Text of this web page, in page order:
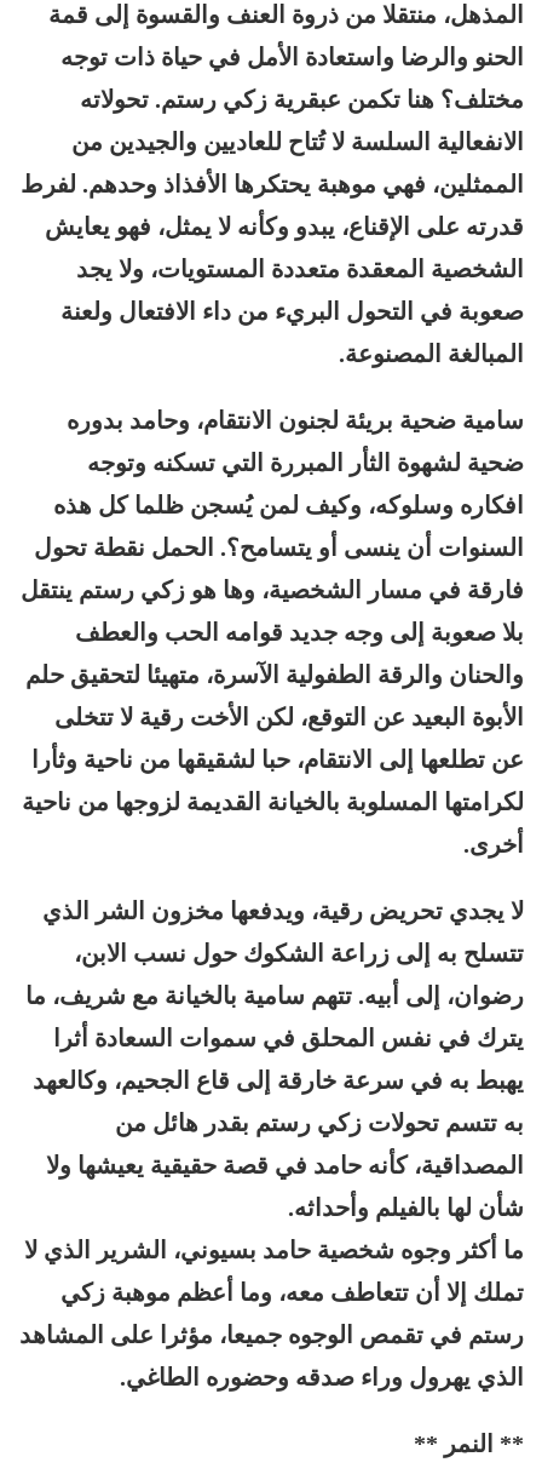
المذهل، منتقلا من ذروة العنف والقسوة إلى قمة
الحنو والرضا واستعادة الأمل في حياة ذات توجه
مختلف؟ هنا تكمن عبقرية زكي رستم. تحولاته
الانفعالية السلسة لا تُتاح للعاديين والجيدين من
الممثلين، فهي موهبة يحتكرها الأفذاذ وحدهم. لفرط
قدرته على الإقناع، يبدو وكأنه لا يمثل، فهو يعايش
الشخصية المعقدة متعددة المستويات، ولا يجد
صعوبة في التحول البريء من داء الافتعال ولعنة
المبالغة المصنوعة.
سامية ضحية بريئة لجنون الانتقام، وحامد بدوره
ضحية لشهوة الثأر المبررة التي تسكنه وتوجه
افكاره وسلوكه، وكيف لمن يُسجن ظلما كل هذه
السنوات أن ينسى أو يتسامح؟. الحمل نقطة تحول
فارقة في مسار الشخصية، وها هو زكي رستم ينتقل
بلا صعوبة إلى وجه جديد قوامه الحب والعطف
والحنان والرقة الطفولية الآسرة، متهيئا لتحقيق حلم
الأبوة البعيد عن التوقع، لكن الأخت رقية لا تتخلى
عن تطلعها إلى الانتقام، حبا لشقيقها من ناحية وثأرا
لكرامتها المسلوبة بالخيانة القديمة لزوجها من ناحية
أخرى.
لا يجدي تحريض رقية، ويدفعها مخزون الشر الذي
تتسلح به إلى زراعة الشكوك حول نسب الابن،
رضوان، إلى أبيه. تتهم سامية بالخيانة مع شريف، ما
يترك في نفس المحلق في سموات السعادة أثرا
يهبط به في سرعة خارقة إلى قاع الجحيم، وكالعهد
به تتسم تحولات زكي رستم بقدر هائل من
المصداقية، كأنه حامد في قصة حقيقية يعيشها ولا
شأن لها بالفيلم وأحداثه.
ما أكثر وجوه شخصية حامد بسيوني، الشرير الذي لا
تملك إلا أن تتعاطف معه، وما أعظم موهبة زكي
رستم في تقمص الوجوه جميعا، مؤثرا على المشاهد
الذي يهرول وراء صدقه وحضوره الطاغي.
** النمر **